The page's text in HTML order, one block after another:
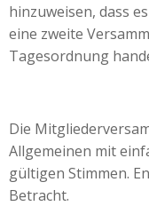
hinzuweisen, dass
eine zweite
Tagesordnung
Die
Allgemeinen mit
gültigen Stimmen.
Betracht.